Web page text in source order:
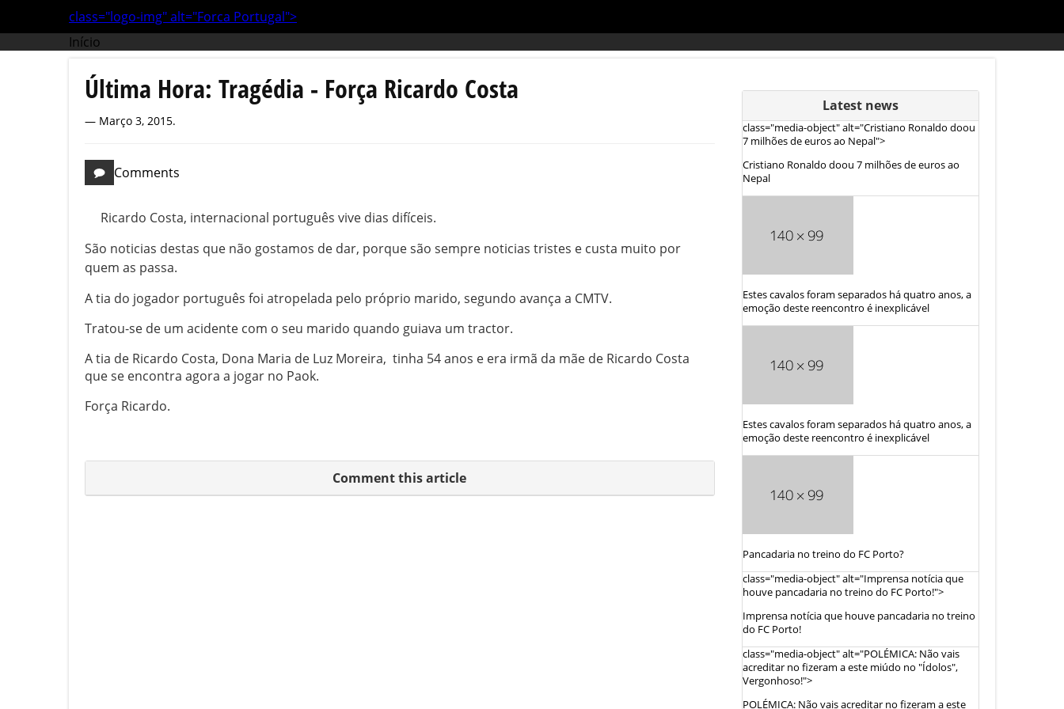
class="logo-img" alt="Forca Portugal">
Início
Última Hora: Tragédia - Força Ricardo Costa
Março 3, 2015.
Comments
Ricardo Costa, internacional português vive dias difíceis.
São noticias destas que não gostamos de dar, porque são sempre noticias tristes e custa muito por
quem as passa.
A tia do jogador português foi atropelada pelo próprio marido, segundo avança a CMTV.
Tratou-se de um acidente com o seu marido quando guiava um tractor.
A tia de Ricardo Costa, Dona Maria de Luz Moreira, tinha 54 anos e era irmã da mãe de Ricardo Costa
que se encontra agora a jogar no Paok.
Força Ricardo.
Comment this article
Latest news
class="media-object" alt="Cristiano Ronaldo doou
7 milhões de euros ao Nepal">
Cristiano Ronaldo doou 7 milhões de euros ao
Nepal
Estes cavalos foram separados há quatro anos, a
emoção deste reencontro é inexplicável
Estes cavalos foram separados há quatro anos, a
emoção deste reencontro é inexplicável
Pancadaria no treino do FC Porto?
class="media-object" alt="Imprensa notícia que
houve pancadaria no treino do FC Porto!">
Imprensa notícia que houve pancadaria no treino
do FC Porto!
class="media-object" alt="POLÉMICA: Não vais
acreditar no fizeram a este miúdo no "Ídolos",
Vergonhoso!">
POLÉMICA: Não vais acreditar no fizeram a este